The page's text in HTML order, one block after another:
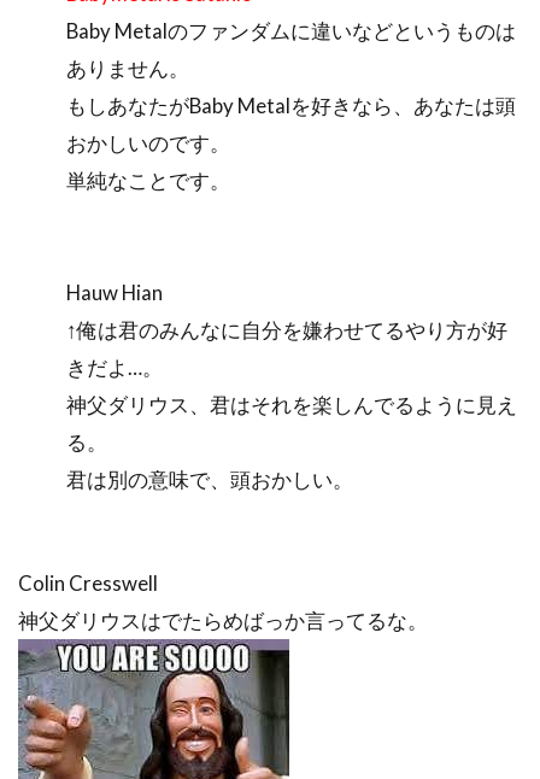
Baby Metalのファンダムに違いなどというものは
ありません。
もしあなたがBaby Metalを好きなら、あなたは頭
おかしいのです。
単純なことです。
Hauw Hian
↑俺は君のみんなに自分を嫌わせてるやり方が好
きだよ…。
神父ダリウス、君はそれを楽しんでるように見え
る。
君は別の意味で、頭おかしい。
Colin Cresswell
神父ダリウスはでたらめばっか言ってるな。